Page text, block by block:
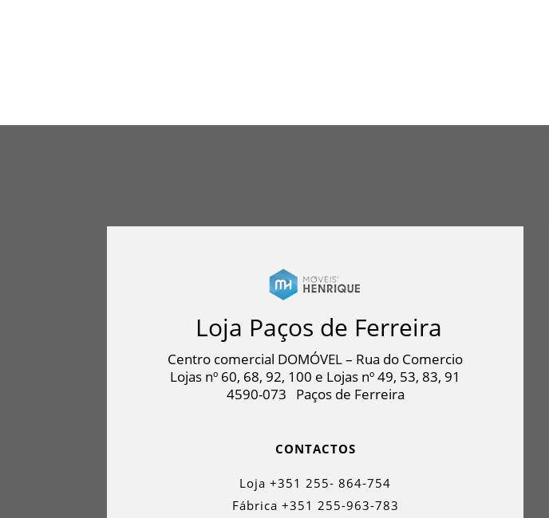
Loja Paços de Ferreira
Centro comercial DOMÓVEL – Rua do Comercio
Lojas nº 60, 68, 92, 100 e Lojas nº 49, 53, 83, 91
4590-073 Paços de Ferreira
CONTACTOS
Loja +351 255- 864-754
Fábrica +351 255-963-783